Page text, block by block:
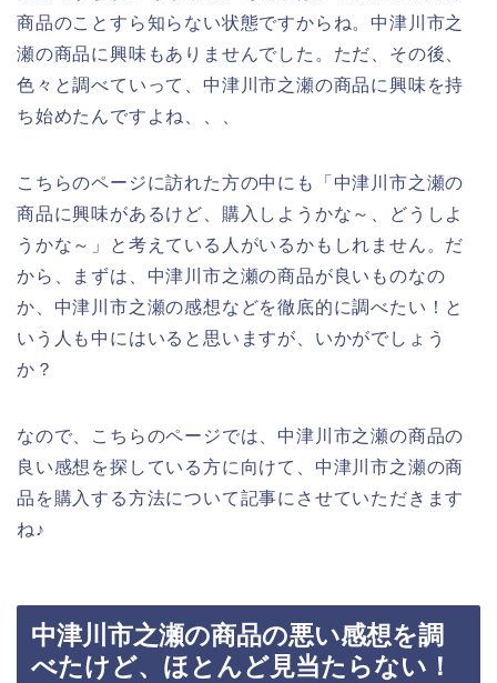
商品のことすら知らない状態ですからね。中津川市之
瀬の商品に興味もありませんでした。ただ、その後、
色々と調べていって、中津川市之瀬の商品に興味を持
ち始めたんですよね、、、
こちらのページに訪れた方の中にも「中津川市之瀬の
商品に興味があるけど、購入しようかな～、どうしよ
うかな～」と考えている人がいるかもしれません。だ
から、まずは、中津川市之瀬の商品が良いものなの
か、中津川市之瀬の感想などを徹底的に調べたい！と
いう人も中にはいると思いますが、いかがでしょう
か？
なので、こちらのページでは、中津川市之瀬の商品の
良い感想を探している方に向けて、中津川市之瀬の商
品を購入する方法について記事にさせていただきます
ね♪
中津川市之瀬の商品の悪い感想を調
べたけど、ほとんど見当たらない！